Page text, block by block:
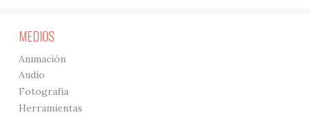
MEDIOS
Animación
Audio
Fotografía
Herramientas